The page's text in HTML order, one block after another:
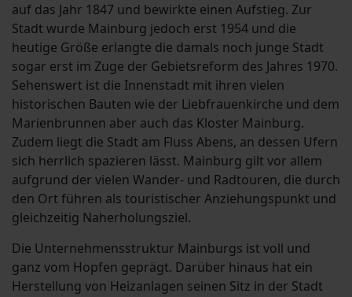
auf das Jahr 1847 und bewirkte einen Aufstieg. Zur
Stadt wurde Mainburg jedoch erst 1954 und die
heutige Größe erlangte die damals noch junge Stadt
sogar erst im Zuge der Gebietsreform des Jahres 1970.
Sehenswert ist die Innenstadt mit ihren vielen
historischen Bauten wie der Liebfrauenkirche und dem
Marienbrunnen aber auch das Kloster Mainburg.
Zudem liegt die Stadt am Fluss Abens, an dessen Ufern
sich herrlich spazieren lässt. Mainburg gilt vor allem
aufgrund der vielen Wander- und Radtouren, die durch
den Ort führen als touristischer Anziehungspunkt und
gleichzeitig Naherholungsziel.
Die Unternehmensstruktur Mainburgs ist voll und
ganz vom Hopfen geprägt. Darüber hinaus hat ein
Herstellung von Heizanlagen seinen Sitz in der Stadt